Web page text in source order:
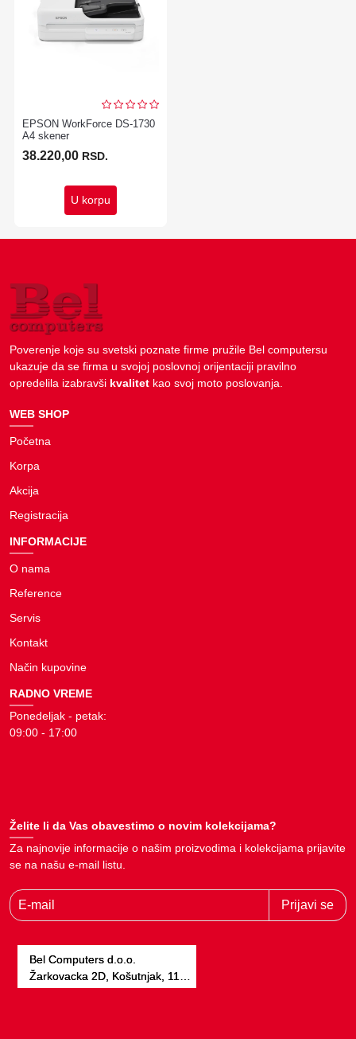
EPSON WorkForce DS-1730
A4 skener
38.220,00 RSD.
U korpu
Poverenje koje su svetski poznate firme pružile Bel computersu
ukazuje da se firma u svojoj poslovnoj orijentaciji pravilno
opredelila izabravši kvalitet kao svoj moto poslovanja.
WEB SHOP
Početna
Korpa
Akcija
Registracija
INFORMACIJE
O nama
Reference
Servis
Kontakt
Način kupovine
RADNO VREME
Ponedeljak - petak:
09:00 - 17:00
Želite li da Vas obavestimo o novim kolekcijama?
Za najnovije informacije o našim proizvodima i kolekcijama prijavite
se na našu e-mail listu.
E-mail
Prijavi se
Bel Computers d.o.o.